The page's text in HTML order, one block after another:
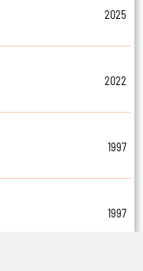
2025
2022
1997
1997